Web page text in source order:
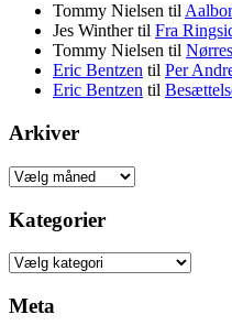
Tommy Nielsen til
Jes Winthertil Fra
Tommy Nielsen til
Eric Bentzen til Per
Eric Bentzen til
Arkiver
Arkiver
Kategorier
Kategorier
Meta